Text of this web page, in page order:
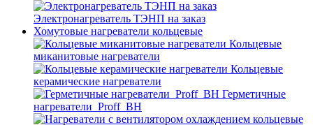
Электронагреватель ТЭНП на заказ
Хомутовые нагреватели кольцевые
Кольцевые
миканитовые нагреватели
Кольцевые
керамические нагреватели
Герметичные
нагреватели_Proff_BH